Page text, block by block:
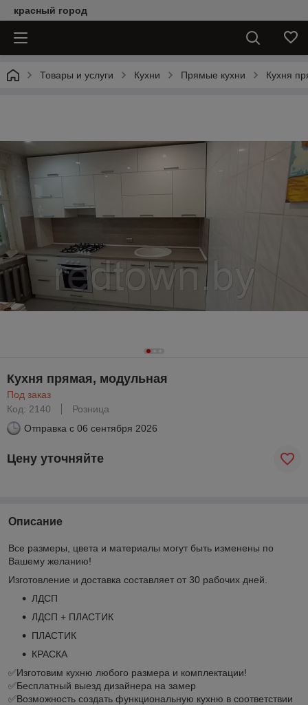
красный город
Товары и услуги Кухни Прямые кухни Кухня
Кухня прямая, модульная
Под заказ
Код: 2140
Розница
Отправка с 06 сентября 2026
Цену уточняйте
Описание
Все размеры, цвета и материалы могут быть изменены по
Вашему желанию!
Изготовление и доставка составляет от 30 рабочих дней.
ЛДСП
ЛДСП + ПЛАСТИК
ПЛАСТИК
КРАСКА
✅Изготовим кухню любого размера и комплектации!
✅Бесплатный выезд дизайнера на замер
✅Возможность создать функциональную кухню в соответствии